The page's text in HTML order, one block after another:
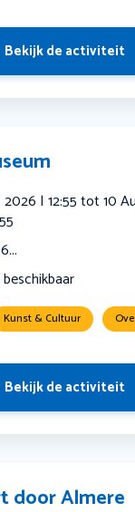
Bekijk de activiteit
| 12:55 tot 10
Kunst & Cultuur
Bekijk de activiteit
door Almere